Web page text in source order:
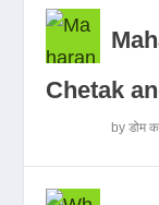
Chetak
byडोम